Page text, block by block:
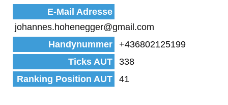
E-Mail Adresse
johannes.hohenegger@gmail.com
Handynummer
+436802125199
Ticks AUT
338
Ranking Position AUT
41